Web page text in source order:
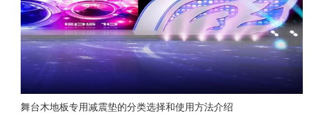
舞台木地板专用减震垫的分类选择和使用方法介绍